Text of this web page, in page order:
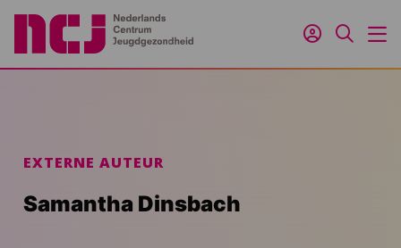
Inloggen
Zoeken
EXTERNE AUTEUR
Samantha Dinsbach